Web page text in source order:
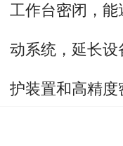
工作台密闭，
动系统，延长
护装置和高精